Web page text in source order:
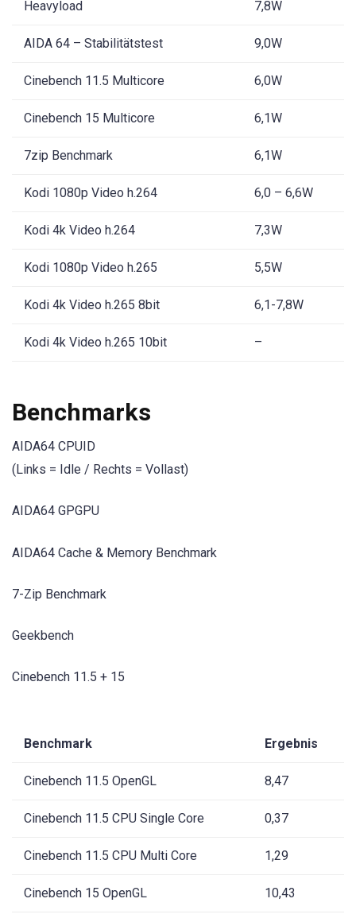
Heavyload 7,8W
AIDA 64 – Stabilitätstest 9,0W
Cinebench 11.5 Multicore 6,0W
Cinebench 15 Multicore 6,1W
7zip Benchmark 6,1W
Kodi 1080p Video h.264 6,0 – 6,6W
Kodi 4k Video h.264 7,3W
Kodi 1080p Video h.265 5,5W
Kodi 4k Video h.265 8bit 6,1-7,8W
Kodi 4k Video h.265 10bit –
Benchmarks
AIDA64 CPUID
(Links = Idle / Rechts = Vollast)
AIDA64 GPGPU
AIDA64 Cache & Memory Benchmark
7-Zip Benchmark
Geekbench
Cinebench 11.5 + 15
Benchmark Ergebnis
Cinebench 11.5 OpenGL 8,47
Cinebench 11.5 CPU Single Core 0,37
Cinebench 11.5 CPU Multi Core 1,29
Cinebench 15 OpenGL 10,43